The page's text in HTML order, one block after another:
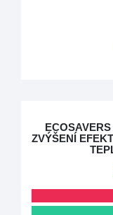
ZVÝŠENÍ